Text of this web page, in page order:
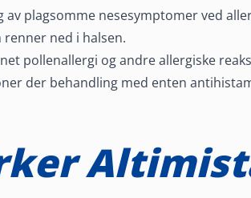
plagsomme nesesymptomer ved
renner ned i halsen.
pollenallergi og andre allergiske
der behandling med enten